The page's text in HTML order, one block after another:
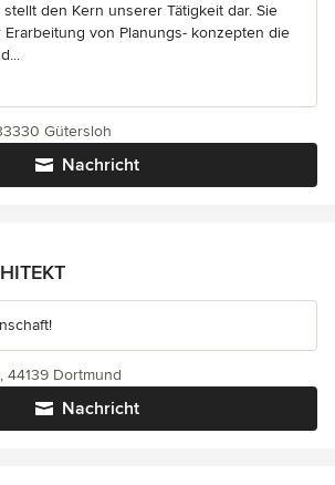
den Kern unserer Tätigkeit dar. Sie
von Planungs- konzepten die
Nachricht
Gütersloh
Nachricht
44139 Dortmund